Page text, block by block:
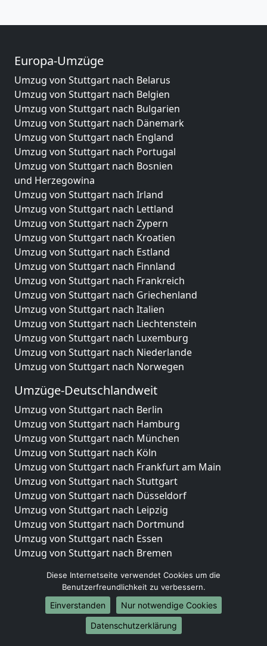
Europa-Umzüge
Umzug von Stuttgart nach Belarus
Umzug von Stuttgart nach Belgien
Umzug von Stuttgart nach Bulgarien
Umzug von Stuttgart nach Dänemark
Umzug von Stuttgart nach England
Umzug von Stuttgart nach Portugal
Umzug von Stuttgart nach Bosnien
und Herzegowina
Umzug von Stuttgart nach Irland
Umzug von Stuttgart nach Lettland
Umzug von Stuttgart nach Zypern
Umzug von Stuttgart nach Kroatien
Umzug von Stuttgart nach Estland
Umzug von Stuttgart nach Finnland
Umzug von Stuttgart nach Frankreich
Umzug von Stuttgart nach Griechenland
Umzug von Stuttgart nach Italien
Umzug von Stuttgart nach Liechtenstein
Umzug von Stuttgart nach Luxemburg
Umzug von Stuttgart nach Niederlande
Umzug von Stuttgart nach Norwegen
Umzüge-Deutschlandweit
Umzug von Stuttgart nach Berlin
Umzug von Stuttgart nach Hamburg
Umzug von Stuttgart nach München
Umzug von Stuttgart nach Köln
Umzug von Stuttgart nach Frankfurt am Main
Umzug von Stuttgart nach Stuttgart
Umzug von Stuttgart nach Düsseldorf
Umzug von Stuttgart nach Leipzig
Umzug von Stuttgart nach Dortmund
Umzug von Stuttgart nach Essen
Umzug von Stuttgart nach Bremen
Umzug von Stuttgart nach Hannover
Umzug von Stuttgart nach Nürnberg
Umzug von Stuttgart nach Duisburg
Umzug von Stuttgart nach Bochum
Diese Internetseite verwendet Cookies um die
Benutzerfreundlichkeit zu verbessern.
Einverstanden
Nur notwendige Cookies
Datenschutzerklärung